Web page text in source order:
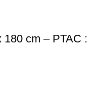
cm – PTAC :